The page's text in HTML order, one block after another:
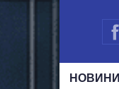
НОВИНИ